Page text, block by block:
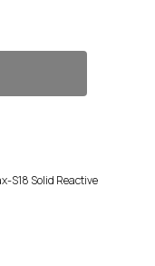
S18 Solid Reactive